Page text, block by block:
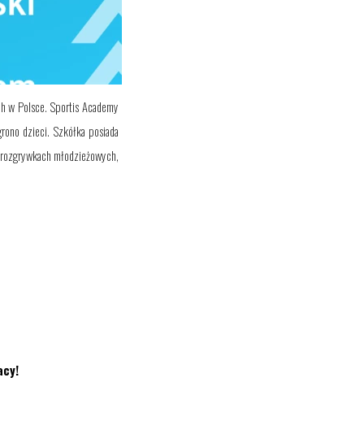
w Polsce. Sportis Academy
dzieci. Szkółka posiada
młodzieżowych,